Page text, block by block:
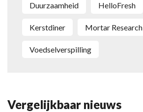
duurzaamheid HelloFresh
kerstdiner Mortar Research
voedselverspilling
Vergelijkbaar nieuws